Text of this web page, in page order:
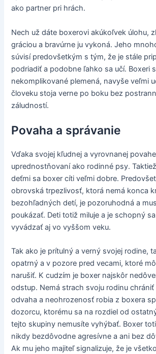
ako partner pri hrách.
Nech už dáte boxerovi akúkoľvek úlohu,
gráciou a bravúrne ju vykoná. Jeho
súvisí predovšetkým s tým, že je stále
podriadiť a podobne ľahko sa učí. Boxeri
nekomplikované plemená, navyše veľmi
človeku stoja verne po boku bez
záludností.
Povaha a správanie
Vďaka svojej kľudnej a vyrovnanej
uprednostňovaní ako rodinné psy.
deťmi sa boxer cíti veľmi dobre.
obrovská trpezlivosť, ktorá nemá konca
bezohľadných detí, je pozoruhodná a
poukázať. Deti totiž miluje a je schopný
vyvádzať aj vo vyššom veku.
Tak ako je prítulný a verný svojej rodine,
opatrný a v pozore pred vecami, ktoré
narušiť. K cudzím je boxer najskôr
odstup. Nemá strach svoju rodinu chrániť
odvaha a neohrozenosť robia z boxera
dozorcu, ktorému sa na rozdiel od
tejto skupiny nemusíte vyhýbať. Boxer
nikdy bezdôvodne agresívne a ani bez
Ak mu jeho majiteľ signalizuje, že je